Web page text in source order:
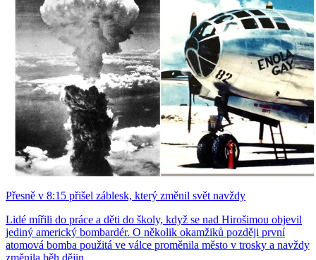
Přesně v 8:15 přišel záblesk, který změnil svět navždy
Lidé mířili do práce a děti do školy, když se nad Hirošimou objevil
jediný americký bombardér. O několik okamžiků později první
atomová bomba použitá ve válce proměnila město v trosky a navždy
změnila běh dějin.